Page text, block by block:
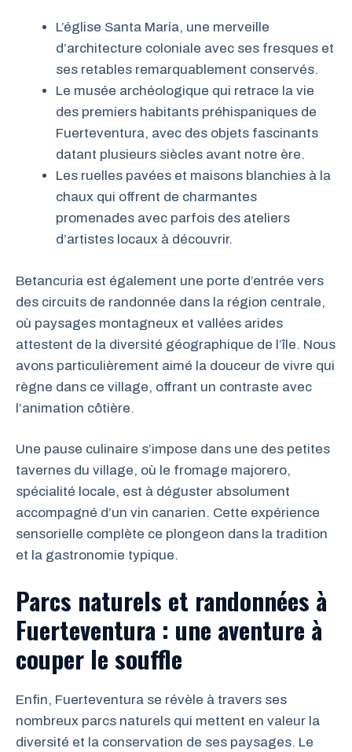
L’église Santa María, une merveille
d’architecture coloniale avec ses fresques et
ses retables remarquablement conservés.
Le musée archéologique qui retrace la vie
des premiers habitants préhispaniques de
Fuerteventura, avec des objets fascinants
datant plusieurs siècles avant notre ère.
Les ruelles pavées et maisons blanchies à la
chaux qui offrent de charmantes
promenades avec parfois des ateliers
d’artistes locaux à découvrir.
Betancuria est également une porte d’entrée vers
des circuits de randonnée dans la région centrale,
où paysages montagneux et vallées arides
attestent de la diversité géographique de l’île. Nous
avons particulièrement aimé la douceur de vivre qui
règne dans ce village, offrant un contraste avec
l’animation côtière.
Une pause culinaire s’impose dans une des petites
tavernes du village, où le fromage majorero,
spécialité locale, est à déguster absolument
accompagné d’un vin canarien. Cette expérience
sensorielle complète ce plongeon dans la tradition
et la gastronomie typique.
Parcs naturels et randonnées à
Fuerteventura : une aventure à
couper le souffle
Enfin, Fuerteventura se révèle à travers ses
nombreux parcs naturels qui mettent en valeur la
diversité et la conservation de ses paysages. Le